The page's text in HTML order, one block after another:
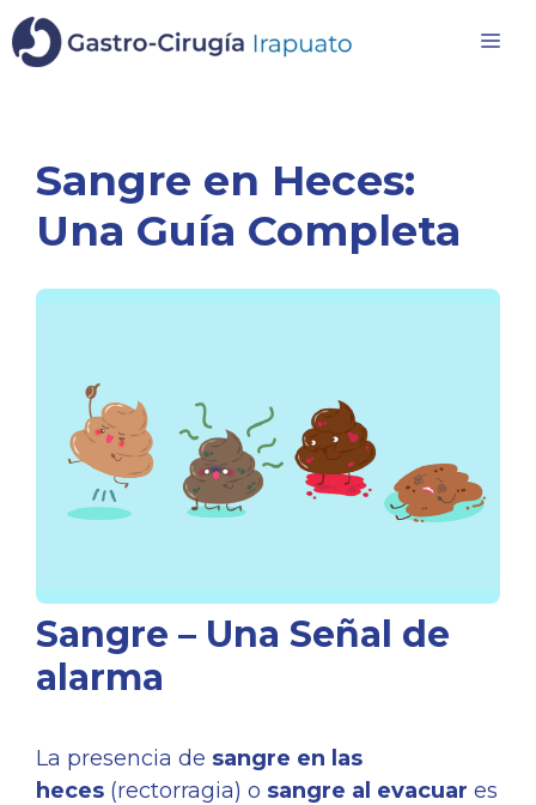
Saltar
al
Sangre en Heces:
Una Guía Completa
Sangre – Una Señal de
alarma
La presencia de sangre en las
heces (rectorragia) o sangre al evacuar es